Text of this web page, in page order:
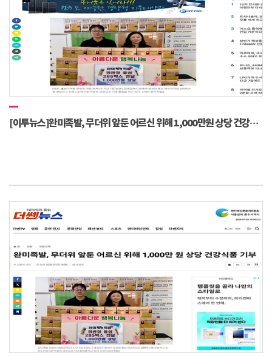
[이투뉴스]완미족발, 무더위 앞둔 어르신 위해 1,000만원 상당 건강식품 전달